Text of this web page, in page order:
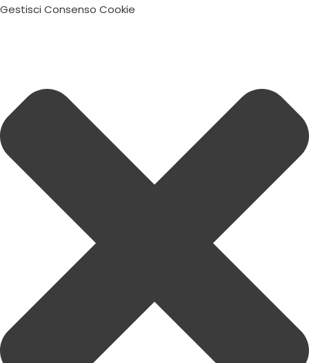
Gestisci Consenso Cookie